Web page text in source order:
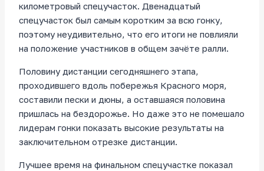
километровый спецучасток. Двенадцатый
спецучасток был самым коротким за всю гонку,
поэтому неудивительно, что его итоги не повлияли
на положение участников в общем зачёте ралли.
Половину дистанции сегодняшнего этапа,
проходившего вдоль побережья Красного моря,
составили пески и дюны, а оставшаяся половина
пришлась на бездорожье. Но даже это не помешало
лидерам гонки показать высокие результаты на
заключительном отрезке дистанции.
Лучшее время на финальном спецучастке показал